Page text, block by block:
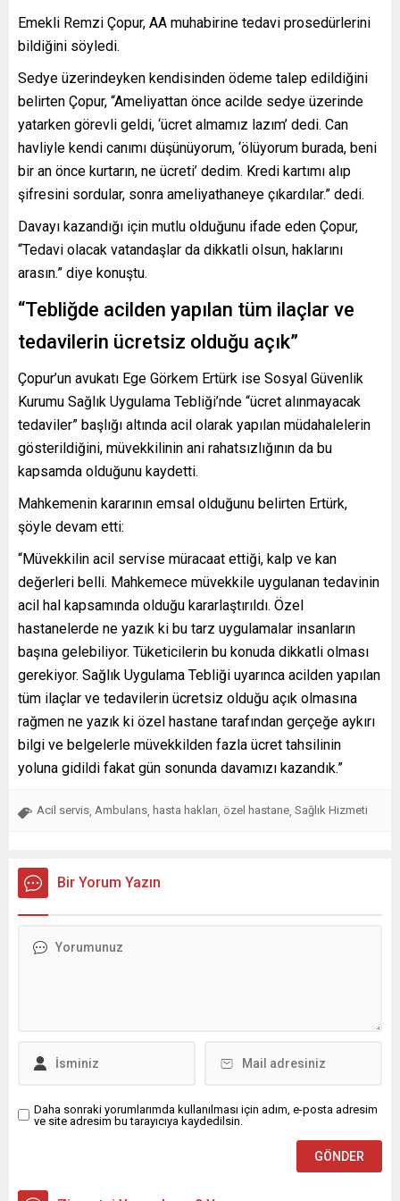
Emekli Remzi Çopur, AA muhabirine tedavi prosedürlerini
bildiğini söyledi.
Sedye üzerindeyken kendisinden ödeme talep edildiğini
belirten Çopur, “Ameliyattan önce acilde sedye üzerinde
yatarken görevli geldi, ‘ücret almamız lazım’ dedi. Can
havliyle kendi canımı düşünüyorum, ‘ölüyorum burada, beni
bir an önce kurtarın, ne ücreti’ dedim. Kredi kartımı alıp
şifresini sordular, sonra ameliyathaneye çıkardılar.” dedi.
Davayı kazandığı için mutlu olduğunu ifade eden Çopur,
“Tedavi olacak vatandaşlar da dikkatli olsun, haklarını
arasın.” diye konuştu.
“Tebliğde acilden yapılan tüm ilaçlar ve
tedavilerin ücretsiz olduğu açık”
Çopur’un avukatı Ege Görkem Ertürk ise Sosyal Güvenlik
Kurumu Sağlık Uygulama Tebliği’nde “ücret alınmayacak
tedaviler” başlığı altında acil olarak yapılan müdahalelerin
gösterildiğini, müvekkilinin ani rahatsızlığının da bu
kapsamda olduğunu kaydetti.
Mahkemenin kararının emsal olduğunu belirten Ertürk,
şöyle devam etti:
“Müvekkilin acil servise müracaat ettiği, kalp ve kan
değerleri belli. Mahkemece müvekkile uygulanan tedavinin
acil hal kapsamında olduğu kararlaştırıldı. Özel
hastanelerde ne yazık ki bu tarz uygulamalar insanların
başına gelebiliyor. Tüketicilerin bu konuda dikkatli olması
gerekiyor. Sağlık Uygulama Tebliği uyarınca acilden yapılan
tüm ilaçlar ve tedavilerin ücretsiz olduğu açık olmasına
rağmen ne yazık ki özel hastane tarafından gerçeğe aykırı
bilgi ve belgelerle müvekkilden fazla ücret tahsilinin
yoluna gidildi fakat gün sonunda davamızı kazandık.”
Acil servis Ambulans hasta hakları özel hastane Sağlık Hizmeti
Bir Yorum Yazın
Daha sonraki yorumlarımda kullanılması için adım, e-posta adresim
ve site adresim bu tarayıcıya kaydedilsin.